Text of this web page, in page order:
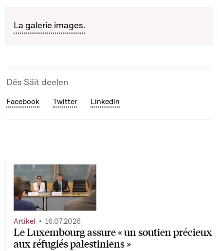
La galerie images.
Dës Säit deelen
Facebook Twitter Linkedin
Le Luxembourg assure « un soutien précieux
aux réfugiés palestiniens »
Artikel 16.07.2026